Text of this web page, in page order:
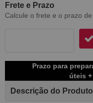
Frete e Prazo
Calcule o frete e o prazo
Prazo para
úteis
Descrição do Produto